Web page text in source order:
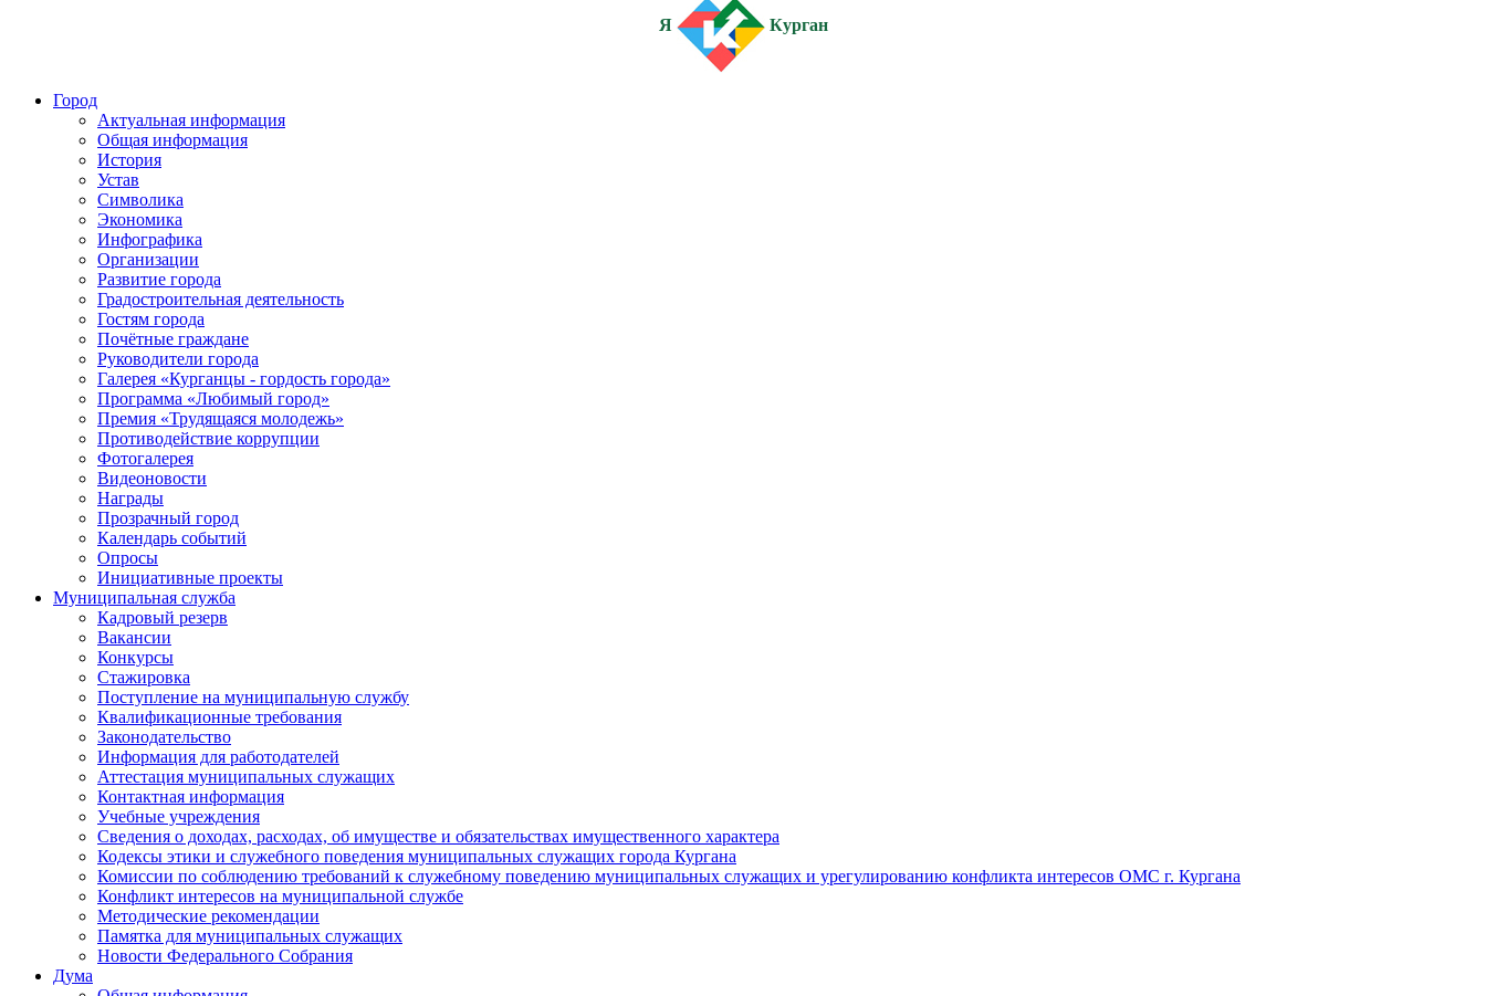
Я Курган
Город
Актуальная информация
Общая информация
История
Устав
Символика
Экономика
Инфографика
Организации
Развитие города
Градостроительная деятельность
Гостям города
Почётные граждане
Руководители города
Галерея «Курганцы - гордость города»
Программа «Любимый город»
Премия «Трудящаяся молодежь»
Противодействие коррупции
Фотогалерея
Видеоновости
Награды
Прозрачный город
Календарь событий
Опросы
Инициативные проекты
Муниципальная служба
Кадровый резерв
Вакансии
Конкурсы
Стажировка
Поступление на муниципальную службу
Квалификационные требования
Законодательство
Информация для работодателей
Аттестация муниципальных служащих
Контактная информация
Учебные учреждения
Сведения о доходах, расходах, об имуществе и обязательствах имущественного характера
Кодексы этики и служебного поведения муниципальных служащих города Кургана
Комиссии по соблюдению требований к служебному поведению муниципальных служащих и урегулированию конфликта интересов ОМС г. Кургана
Конфликт интересов на муниципальной службе
Методические рекомендации
Памятка для муниципальных служащих
Новости Федерального Cобрания
Дума